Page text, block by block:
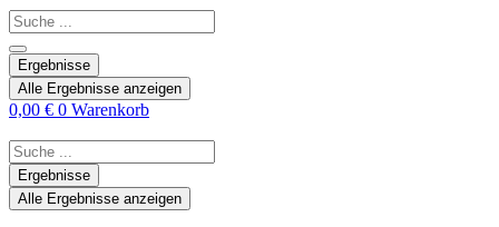
Search
...
Ergebnisse
Alle Ergebnisse anzeigen
0,00 € 0 Warenkorb
Search
...Ergebnisse
Alle Ergebnisse anzeigen